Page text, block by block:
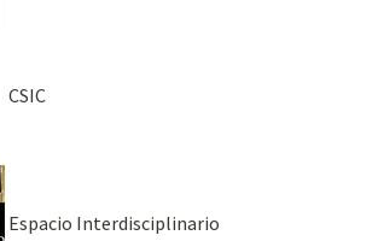
CSIC
Espacio Interdisciplinario